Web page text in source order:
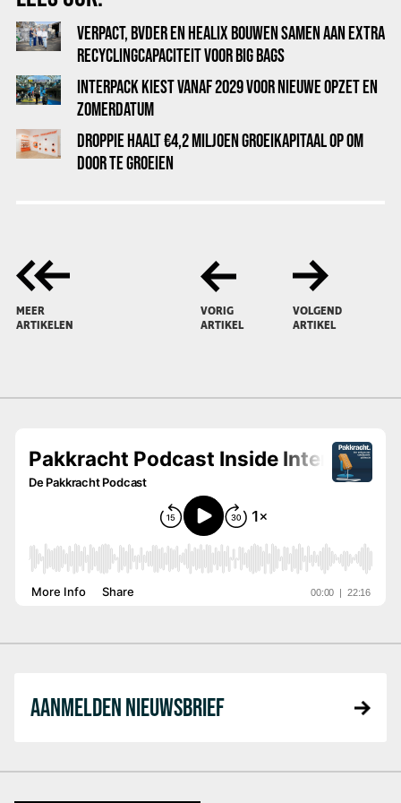
VERPACT, BVDER EN HEALIX BOUWEN SAMEN AAN EXTRA
RECYCLINGCAPACITEIT VOOR BIG BAGS
INTERPACK KIEST VANAF 2029 VOOR NIEUWE OPZET EN
ZOMERDATUM
DROPPIE HAALT €4,2 MILJOEN GROEIKAPITAAL OP OM
DOOR TE GROEIEN
MEER
ARTIKELEN
VORIG
ARTIKEL
VOLGEND
ARTIKEL
AANMELDEN NIEUWSBRIEF